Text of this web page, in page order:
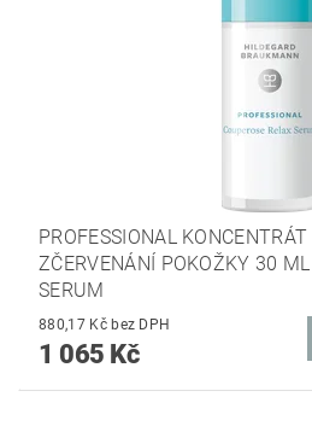
PROFESSIONAL
ZČERVENÁNÍ POKOŽKY 30 ML
SERUM
880,17 Kč bez DPH
1 065 Kč